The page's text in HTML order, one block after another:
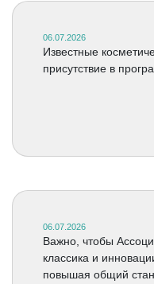
06.07.2026
Известные
присутствие в
06.07.2026
Важно, чтобы
классика и
повышая общий